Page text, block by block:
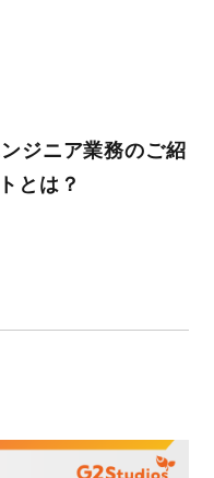
ジニア業務のご紹
とは？